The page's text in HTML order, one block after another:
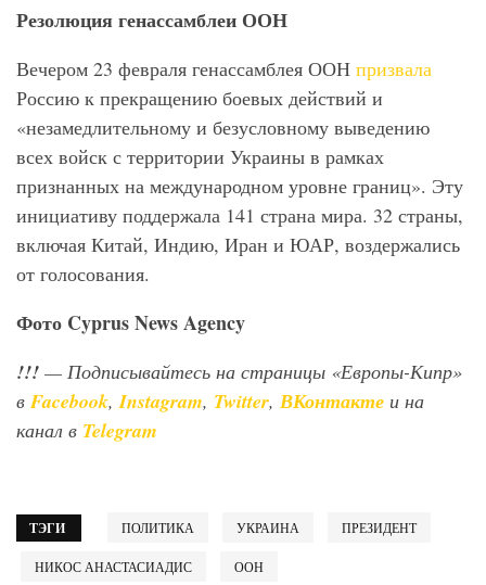
Резолюция генассамблеи ООН
Вечером 23 февраля генассамблея ООН призвала
Россию к прекращению боевых действий и
«незамедлительному и безусловному выведению
всех войск с территории Украины в рамках
признанных на международном уровне границ». Эту
инициативу поддержала 141 страна мира. 32 страны,
включая Китай, Индию, Иран и ЮАР, воздержались
от голосования.
Фото CyprusNewsAgency
!!! — Подписывайтесь на страницы «Европы-Кипр»
вFacebook,Instagram, Twitter, ВКонтакте и на
канал в Telegram
ТЭГИ ПОЛИТИКА УКРАИНА ПРЕЗИДЕНТ
НИКОС АНАСТАСИАДИС ООН